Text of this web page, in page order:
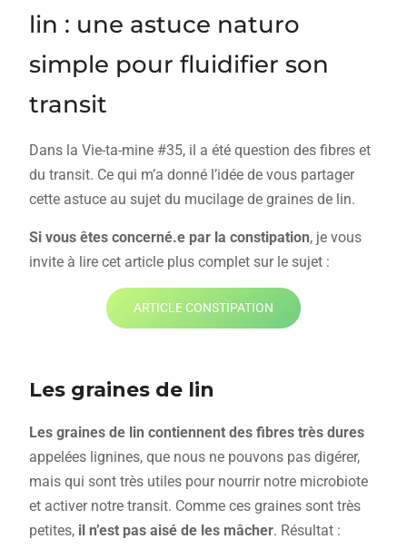
lin : une astuce naturo
simple pour fluidifier son
transit
Dans la Vie-ta-mine #35, il a été question des fibres et
du transit. Ce qui m’a donné l’idée de vous partager
cette astuce au sujet du mucilage de graines de lin.
Si vous êtes concerné.e par la constipation, je vous
invite à lire cet article plus complet sur le sujet :
ARTICLE CONSTIPATION
Les graines de lin
Les graines de lin contiennent des fibres très dures
appelées lignines, que nous ne pouvons pas digérer,
mais qui sont très utiles pour nourrir notre microbiote
et activer notre transit. Comme ces graines sont très
petites, il n’est pas aisé de les mâcher. Résultat :